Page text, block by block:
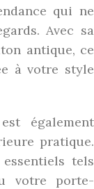
qui ne
Avec sa
antique, ce
à votre style
également
pratique.
tels
votre porte-